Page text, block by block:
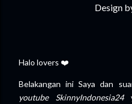
Design
Halo lovers ❤️
Belakangan ini Saya dan
youtube SkinnyIndonesia24